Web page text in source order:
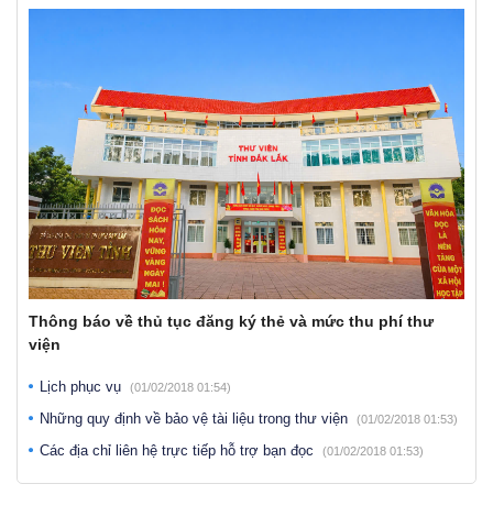
Thông báo về thủ tục đăng ký thẻ và mức thu phí thư
viện
Lịch phục vụ (01/02/2018 01:54)
Những quy định về bảo vệ tài liệu trong thư viện (01/02/2018 01:53)
Các địa chỉ liên hệ trực tiếp hỗ trợ bạn đọc (01/02/2018 01:53)